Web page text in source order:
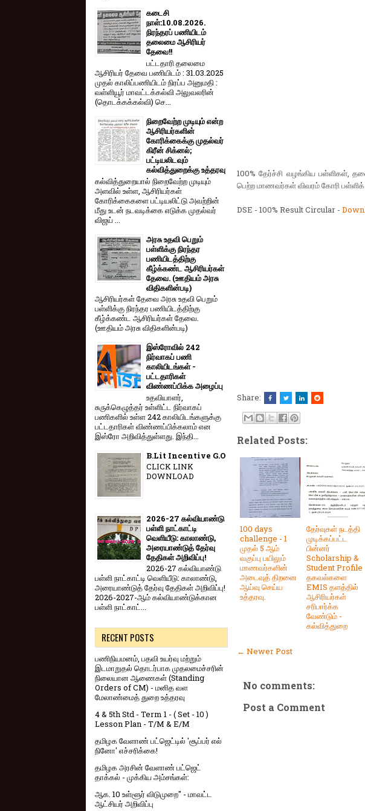
100% தேர்ச்சி வழங்கிய பள்ளிகள்,
பெற்ற மாணவர்கள் விவரம் கோரி பள்ளிக்
DSE - 100% Result Circular -
Share:
Related Posts:
100 days
challenge - 1
முதல் 5 ஆம்
வகுப்பு பயிலும்
மாணவர்களின்
அடைவுத் திறனை
ஆய்வு செய்ய
உத்தரவு.
தேர்வுகள் நடத்தி
முடிக்கப்பட்ட
பின்னர்
Scholarship &
Student Profile
தகவல்களை
EMIS தளத்தில்
ஆசிரியர்கள்
சரிபார்க்க
வேண்டும் -
கல்வித்துறை
← Newer Post
No comments:
Post a Comment
கடைசி
நாள்:10.08.2026.
நிரந்தரப் பணியிடம்
தலைமை ஆசிரியர்
தேவை!!
பட்டதாரி தலைமை
ஆசிரியர் தேவை பணியிடம் : 31.03.2025
முதல் காலிப்பணியிடம் நிரப்ப அனுமதி :
வள்ளியூர் மாவட்டக்கல்வி அலுவலரின்
(தொடக்கக்கல்வி) செ...
நிறைவேற்ற முடியும் என்ற
ஆசிரியர்களின்
கோரிக்கைக்கு முதல்வர்
கிரீன் சிக்னல்;
பட்டியலிடவும்
கல்வித்துறைக்கு உத்தரவு
கல்வித்துறையால் நிறைவேற்ற முடியும்
அளவில் உள்ள, ஆசிரியர்கள்
கோரிக்கைகளை பட்டியலிட்டு அவற்றின்
மீது உடன் நடவடிக்கை எடுக்க முதல்வர்
விஜய் ...
அரசு உதவி பெறும்
பள்ளிக்கு நிரந்தர
பணியிடத்திற்கு
கீழ்க்கண்ட ஆசிரியர்கள்
தேவை. (ஊதியம் அரசு
விதிகளின்படி)
ஆசிரியர்கள் தேவை அரசு உதவி பெறும்
பள்ளிக்கு நிரந்தர பணியிடத்திற்கு
கீழ்க்கண்ட ஆசிரியர்கள் தேவை.
(ஊதியம் அரசு விதிகளின்படி)
இஸ்ரோவில் 242
நிர்வாகப் பணி
காலியிடங்கள் -
பட்டதாரிகள்
விண்ணப்பிக்க அழைப்பு
உதவியாளர்,
சுருக்கெழுத்தர் உள்ளிட்ட நிர்வாகப்
பணிகளில் உள்ள 242 காலியிடங்களுக்கு
பட்டதாரிகள் விண்ணப்பிக்கலாம் என
இஸ்ரோ அறிவித்துள்ளது. இந்தி...
B.Lit Incentive G.O
CLICK LINK
DOWNLOAD
2026-27 கல்வியாண்டு
பள்ளி நாட்காட்டி
வெளியீடு: காலாண்டு,
அரையாண்டுத் தேர்வு
தேதிகள் அறிவிப்பு!
2026-27 கல்வியாண்டு
பள்ளி நாட்காட்டி வெளியீடு: காலாண்டு,
அரையாண்டுத் தேர்வு தேதிகள் அறிவிப்பு!
2026-2027-ஆம் கல்வியாண்டுக்கான
பள்ளி நாட்காட்...
RECENT POSTS
பணிநியமனம், பதவி உயர்வு மற்றும்
இடமாறுதல் தொடர்பாக முதலமைச்சரின்
நிலையான ஆணைகள் (Standing
Orders of CM) - மனித வள
மேலாண்மைத் துறை உத்தரவு
4 & 5th Std - Term 1 - ( Set - 10 )
Lesson Plan - T/M & E/M
தமிழக வேளாண் பட்ஜெட்டில் 'சூப்பர் எல்
நினோ' எச்சரிக்கை!
தமிழக அரசின் வேளாண் பட்ஜெட்
தாக்கல் - முக்கிய அம்சங்கள்:
ஆக. 10 உள்ளூர் விடுமுறை" - மாவட்ட
ஆட்சியர் அறிவிப்பு